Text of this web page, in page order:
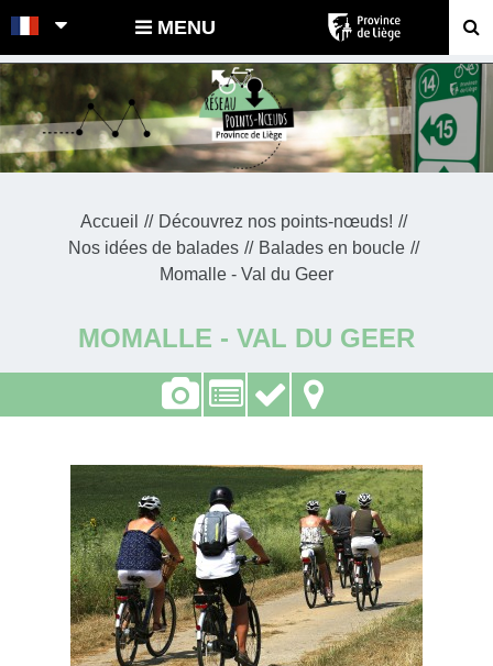
POINTS-NOEUDS MENU
Accueil
Découvrez nos points-nœuds!
Nos idées de balades
Balades en boucle
Momalle - Val du Geer
MOMALLE - VAL DU GEER